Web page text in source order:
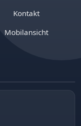
Kontakt
Mobilansicht